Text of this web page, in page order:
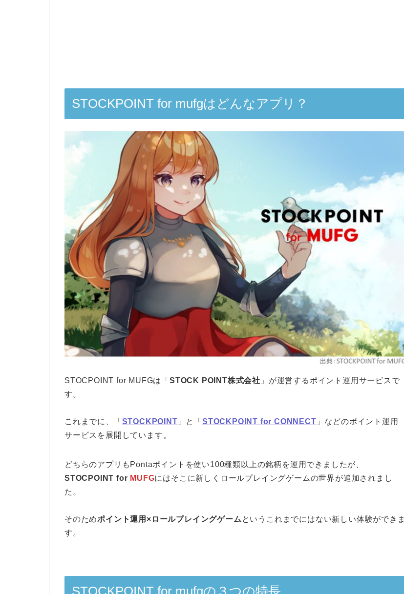
STOCKPOINT for mufgはどんなアプリ？
STOCPOINT for MUFGは「 STOCK POINT株式会社 」が運営するポイント運用サービスで
す。
これまでに、「 STOCKPOINT 」と「STOCKPOINT for CONNECT 」などのポイント運用
サービスを展開しています。
どちらのアプリもPontaポイントを使い100種類以上の銘柄を運用できましたが、
STOCPOINT for MUFGにはそこに新しくロールプレイングゲームの世界が追加されまし
た。
そのためポイント運用×ロールプレイングゲーム というこれまでにはない新しい体験ができま
す。
STOCKPOINT for mufgの３つの特長